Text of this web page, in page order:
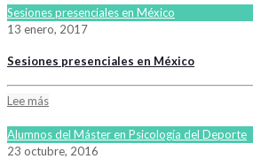
Sesiones presenciales en México
13 enero, 2017
Sesiones presenciales en México
Lee más
Alumnos del Máster en Psicología del Deporte
23 octubre, 2016